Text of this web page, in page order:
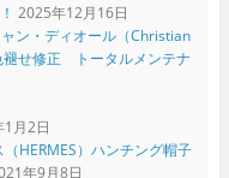
2025年12月16日
ン・ディオール（Christian
褪せ修正 トータルメンテナ
月2日
HERMES）ハンチング帽子
年9月8日